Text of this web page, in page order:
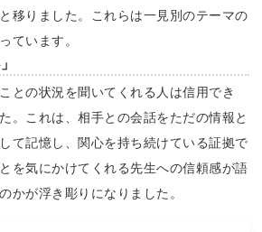
移りました。これらは一見別のテーマの
ています。
との状況を聞いてくれる人は信用でき
。これは、相手との会話をただの情報と
て記憶し、関心を持ち続けている証拠で
を気にかけてくれる先生への信頼感が語
かが浮き彫りになりました。